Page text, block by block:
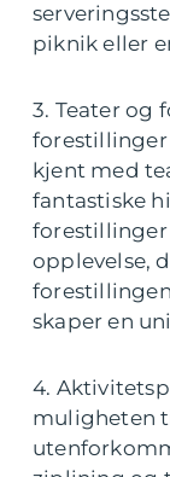
piknik eller
3. Teater og
forestillinger
kjent med
fantastiske
opplevelse,
skaper en
4.
muligheten